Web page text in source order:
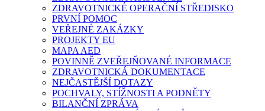
ZDRAVOTNICKÉ OPERAČNÍ STŘEDISKO
PRVNÍ POMOC
VEŘEJNÉ ZAKÁZKY
PROJEKTY EU
MAPA AED
POVINNĚ ZVEŘEJŇOVANÉ INFORMACE
ZDRAVOTNICKÁ DOKUMENTACE
NEJČASTĚJŠÍ DOTAZY
POCHVALY, STÍŽNOSTI A PODNĚTY
BILANČNÍ ZPRÁVA